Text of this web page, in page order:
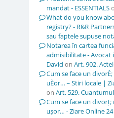
mandat - ESSENTIALS
What do you know
registry? - R&R
sau faptele supuse
Notarea în cartea
admisibilitate - Avocat
David on Art. 902.
Cum se face un
uÈor… – Stiri locale |
on Art. 529.
Cum se face un
ușor… - Ziare Online